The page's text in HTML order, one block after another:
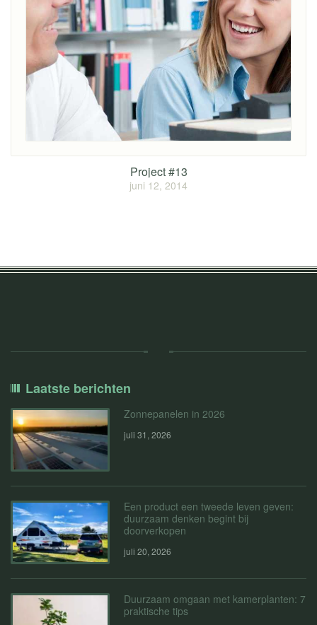
Project #13
juni 12, 2014
Laatste berichten
Zonnepanelen in 2026
juli 31, 2026
Een product een tweede leven geven:
duurzaam denken begint bij
doorverkopen
juli 20, 2026
Duurzaam omgaan met kamerplanten: 7
praktische tips